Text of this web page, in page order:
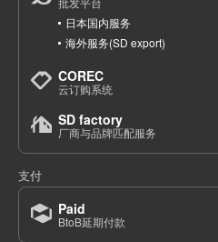
日本国内服务
海外服务(SD export)
COREC
云订购系统
SD factory
厂商与品牌匹配服务
支付
Paid
BtoB延期付款